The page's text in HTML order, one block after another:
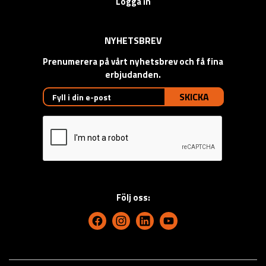
NYHETSBREV
Prenumerera på vårt nyhetsbrev och få fina
erbjudanden.
SKICKA
Följ oss: